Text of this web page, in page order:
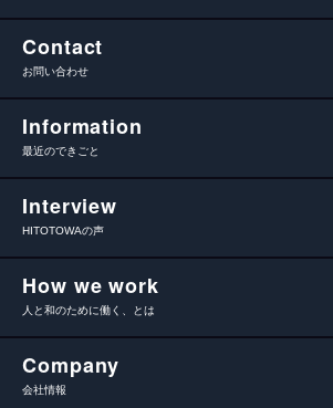
Contact
お問い合わせ
Information
最近のできごと
Interview
HITOTOWAの声
How we work
人と和のために働く、とは
Company
会社情報